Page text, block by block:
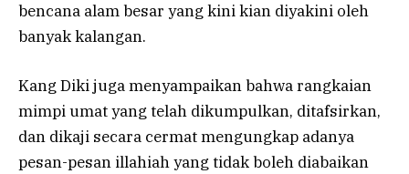
bencana alam besar yang kini kian diyakini oleh
banyak kalangan.
Kang Diki juga menyampaikan bahwa rangkaian
mimpi umat yang telah dikumpulkan, ditafsirkan,
dan dikaji secara cermat mengungkap adanya
pesan-pesan illahiah yang tidak boleh diabaikan